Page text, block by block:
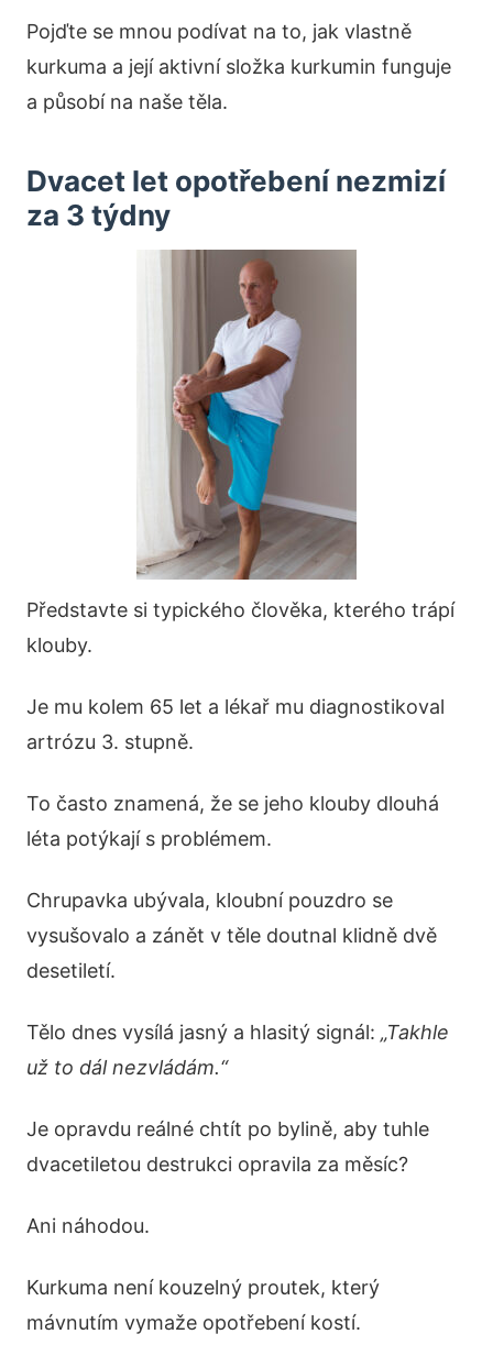
Pojďte se mnou podívat na to, jak vlastně
kurkuma a její aktivní složka kurkumin funguje
a působí na naše těla.
Dvacet let opotřebení nezmizí
za 3 týdny
Představte si typického člověka, kterého trápí
klouby.
Je mu kolem 65 let a lékař mu diagnostikoval
artrózu 3. stupně.
To často znamená, že se jeho klouby dlouhá
léta potýkají s problémem.
Chrupavka ubývala, kloubní pouzdro se
vysušovalo a zánět v těle doutnal klidně dvě
desetiletí.
Tělo dnes vysílá jasný a hlasitý signál: „Takhle
už to dál nezvládám.“
Je opravdu reálné chtít po bylině, aby tuhle
dvacetiletou destrukci opravila za měsíc?
Ani náhodou.
Kurkuma není kouzelný proutek, který
mávnutím vymaže opotřebení kostí.